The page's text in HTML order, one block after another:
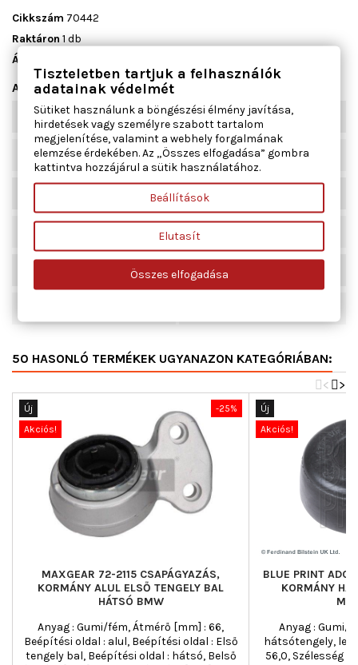
Cikkszám 70442
Raktáron1 db
Állapot
Adatlap
Beépítési oldal elsőtengely
Beépítési oldal bal
jobb
hidracsapágy
Gumi/fém
50 HASONLÓ TERMÉKEK UGYANAZON KATEGÓRIÁBAN:
>
<
-25%
Új
Akciós!
MAXGEAR 72-2115 CSAPÁGYAZÁS,
KORMÁNY ALUL ELSŐ TENGELY BAL
HÁTSÓ BMW
Anyag : Gumi/fém, Átmérő [mm] : 66,
Beépítési oldal : alul, Beépítési oldal : Első
tengely bal, Beépítési oldal : hátsó, Belső
Új
Akciós!
BLUE PRINT
KORMÁNY
Anyag : Gumi/
hátsótengely,
56,0, Szélesség
Tiszteletben tartjuk a felhasználók
adatainak védelmét
Sütiket használunk a böngészési élmény javítása,
hirdetések vagy személyre szabott tartalom
megjelenítése, valamint a webhely forgalmának
elemzése érdekében. Az „Összes elfogadása” gombra
kattintva hozzájárul a sütik használatához.
Beállítások
Elutasít
Összes elfogadása